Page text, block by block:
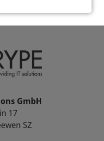
GmbH
17
SZ